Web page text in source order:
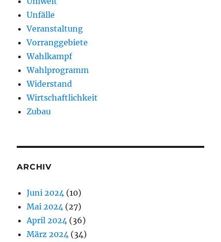
Unfälle
Veranstaltung
Vorranggebiete
Wahlkampf
Wahlprogramm
Widerstand
Wirtschaftlichkeit
Zubau
ARCHIV
Juni 2024 (10)
Mai 2024 (27)
April 2024 (36)
März 2024 (34)